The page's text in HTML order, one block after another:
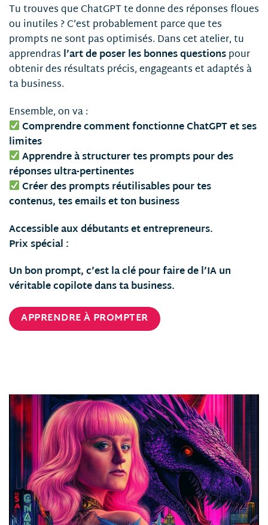
Tu trouves que ChatGPT te donne des réponses floues
ou inutiles ? C’est probablement parce que tes
prompts ne sont pas optimisés. Dans cet atelier, tu
apprendras l’art de poser les bonnes questionspour
obtenir des résultats précis, engageants et adaptés à
ta business.
Ensemble, on va :
Comprendre comment fonctionne ChatGPT et ses
limites
Apprendre à structurer tes prompts pour des
réponses ultra-pertinentes
Créer des prompts réutilisables pour tes
contenus, tes emails et ton business
Accessible aux débutants et entrepreneurs.
Prix spécial :
Un bon prompt, c’est la clé pour faire de l’IA un
véritable copilote dans ta business.
APPRENDRE À PROMPTER